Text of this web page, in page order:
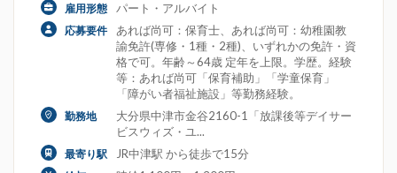
雇用形態 パート・アルバイト
応募要件
あれば尚可：保育士、あれば尚可：幼稚園教
諭免許(専修・1種・2種)、いずれかの免許・資
格で可。年齢～64歳 定年を上限。学歴。経験
等：あれば尚可「保育補助」「学童保育」
「障がい者福祉施設」等勤務経験。
勤務地
大分県中津市金谷2160-1「放課後等デイサー
ビスウィズ・ユ...
最寄り駅 JR中津駅 から徒歩で15分